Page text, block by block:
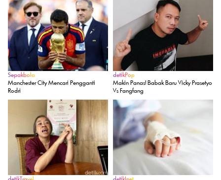
Sepakbola
Manchester City Mencari Pengganti
Rodri
detikPop
Makin Panas! Babak Baru Vicky Prasetyo
Vs Fangfang